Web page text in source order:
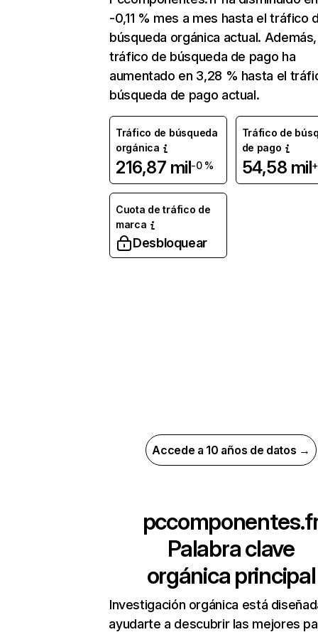
-0,11 % mes a mes hasta el tráfico
búsqueda orgánica actual.
tráfico de búsqueda de pago ha
aumentado en 3,28 % hasta el
búsqueda de pago actual.
Tráfico de búsqueda
orgánica
216,87 mil-0 %
Tráfico de
de pago
54,58 mil
Cuota de tráfico de
marca
Desbloquear
Accede a 10 años de datos →
Palabra clave
orgánica principal
Investigación orgánica está
ayudarte a descubrir las mejores